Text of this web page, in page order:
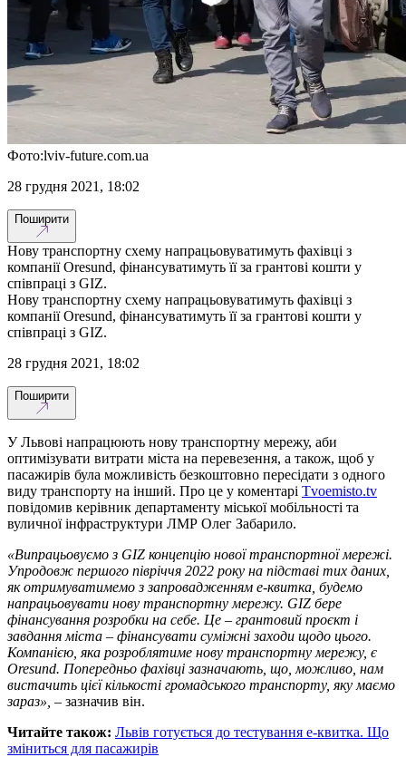
Фото:lviv-future.com.ua
28 грудня 2021, 18:02
Поширити
Нову транспортну схему напрацьовуватимуть фахівці з
компанії Oresund, фінансуватимуть її за грантові кошти у
співпраці з GIZ.
Нову транспортну схему напрацьовуватимуть фахівці з
компанії Oresund, фінансуватимуть її за грантові кошти у
співпраці з GIZ.
28 грудня 2021, 18:02
Поширити
У Львові напрацюють нову транспортну мережу, аби
оптимізувати витрати міста на перевезення, а також, щоб у
пасажирів була можливість безкоштовно пересідати з одного
виду транспорту на інший. Про це у коментарі Тvoemisto.tv
повідомив керівник департаменту міської мобільності та
вуличної інфраструктури ЛМР Олег Забарило.
«Випрацьовуємо з GIZ концепцію нової транспортної мережі.
Упродовж першого півріччя 2022 року на підставі тих даних,
як отримуватимемо з запровадженням е-квитка, будемо
напрацьовувати нову транспортну мережу. GIZ бере
фінансування розробки на себе. Це – грантовий проєкт і
завдання міста – фінансувати суміжні заходи щодо цього.
Компанією, яка розроблятиме нову транспортну мережу, є
Oresund. Попередньо фахівці зазначають, що, можливо, нам
вистачить цієї кількості громадського транспорту, яку маємо
зараз», – зазначив він.
Читайте також: Львів готується до тестування е-квитка. Що
зміниться для пасажирів